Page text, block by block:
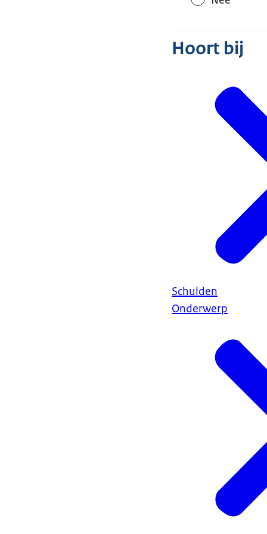
uw uitgaven,
Ga na hoe u
probleem aan
Heeft u
met uw
schulden in
Uw
Wat
Hoort bij
Schulden
Onderwerp